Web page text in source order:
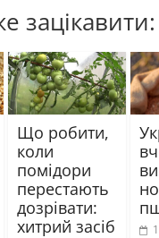
зацікавити:
Що робити,
коли
помідори
перестають
дозрівати:
хитрий засіб